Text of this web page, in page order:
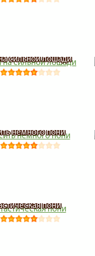
сильной лошади
немного пони
пони